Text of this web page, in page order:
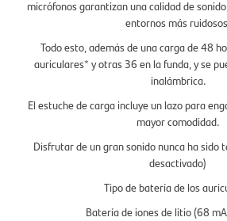
micrófonos garantizan una calidad de
entornos más
Todo esto, además de una carga de 48
auriculares* y otras 36 en la funda, y se
inalámbrica.
El estuche de carga incluye un lazo para
mayor comodidad.
Disfrutar de un gran sonido nunca ha sido
desactivado)
Tipo de batería de los
Batería de iones de litio (68